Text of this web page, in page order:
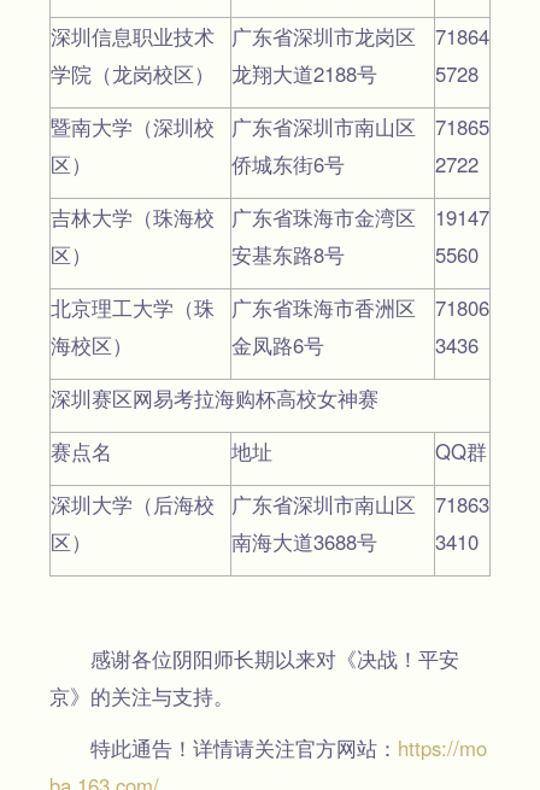
深圳信息职业技术
学院（龙岗校区）
广东省深圳市龙岗区
龙翔大道2188号
71864
5728
暨南大学（深圳校
区）
广东省深圳市南山区
侨城东街6号
71865
2722
吉林大学（珠海校
区）
广东省珠海市金湾区
安基东路8号
19147
5560
北京理工大学（珠
海校区）
广东省珠海市香洲区
金凤路6号
71806
3436
深圳赛区网易考拉海购杯高校女神赛
赛点名
地址
QQ群
深圳大学（后海校
区）
广东省深圳市南山区
南海大道3688号
71863
3410
感谢各位阴阳师长期以来对《决战！平安
京》的关注与支持。
特此通告！详情请关注官方网站： https://mo